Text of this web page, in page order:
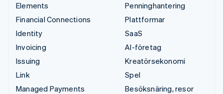
Elements
Financial Connections
Identity
Invoicing
Issuing
Link
Managed Payments
Penninghantering
Plattformar
SaaS
AI-företag
Kreatörsekonomi
Spel
Besöksnäring, resor